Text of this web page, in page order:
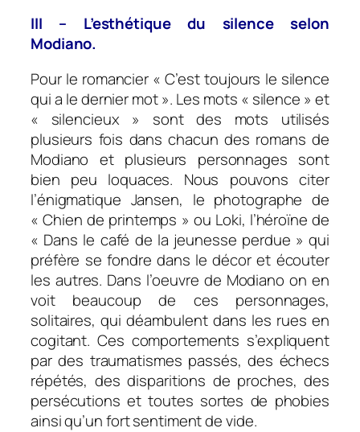
III – L’esthétique du silence selon
Modiano.
Pour le romancier « C’est toujours le silence
qui a le dernier mot ». Les mots « silence » et
« silencieux » sont des mots utilisés
plusieurs fois dans chacun des romans de
Modiano et plusieurs personnages sont
bien peu loquaces. Nous pouvons citer
l’énigmatique Jansen, le photographe de
« Chien de printemps » ou Loki, l’héroïne de
« Dans le café de la jeunesse perdue » qui
préfère se fondre dans le décor et écouter
les autres. Dans l’oeuvre de Modiano on en
voit beaucoup de ces personnages,
solitaires, qui déambulent dans les rues en
cogitant. Ces comportements s’expliquent
par des traumatismes passés, des échecs
répétés, des disparitions de proches, des
persécutions et toutes sortes de phobies
ainsi qu’un fort sentiment de vide.